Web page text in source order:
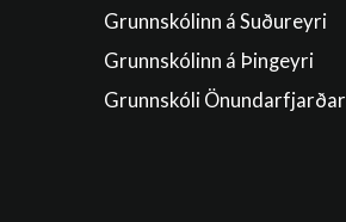
Grunnskólinn á Suðureyri
Grunnskólinn á Þingeyri
Grunnskóli Önundarfjarðar